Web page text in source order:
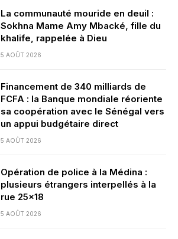
La communauté mouride en deuil :
Sokhna Mame Amy Mbacké, fille du
khalife, rappelée à Dieu
5 AOÛT 2026
Financement de 340 milliards de
FCFA : la Banque mondiale réoriente
sa coopération avec le Sénégal vers
un appui budgétaire direct
5 AOÛT 2026
Opération de police à la Médina :
plusieurs étrangers interpellés à la
rue 25×18
5 AOÛT 2026